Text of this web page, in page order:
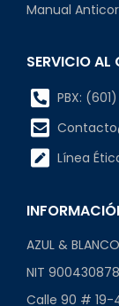
Manual
SERVICIO AL
PBX: (601)
Línea
AZUL &
NIT
Calle 90 # 19-